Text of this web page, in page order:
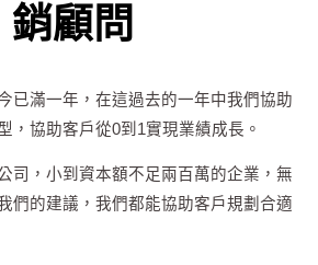
銷顧問
已滿一年，在這過去的一年中我們協助
，協助客戶從0到1實現業績成長。
司，小到資本額不足兩百萬的企業，無
們的建議，我們都能協助客戶規劃合適